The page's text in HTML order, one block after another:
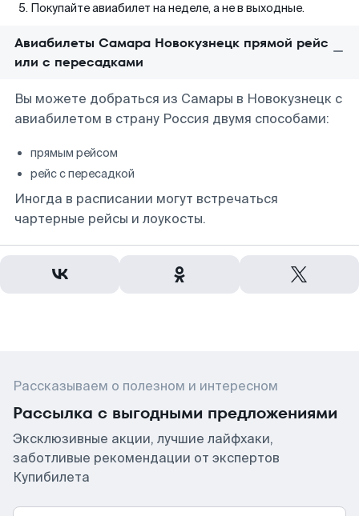
Покупайте авиабилет на неделе, а не в выходные.
Авиабилеты Самара Новокузнецк прямой рейс
или с пересадками
Вы можете добраться из Самары в Новокузнецк с
авиабилетом в страну Россия двумя способами:
прямым рейсом
рейс с пересадкой
Иногда в расписании могут встречаться
чартерные рейсы и лоукосты.
Рассказываем о полезном и интересном
Рассылка с выгодными предложениями
Эксклюзивные акции, лучшие лайфхаки,
заботливые рекомендации от экспертов
Купибилета